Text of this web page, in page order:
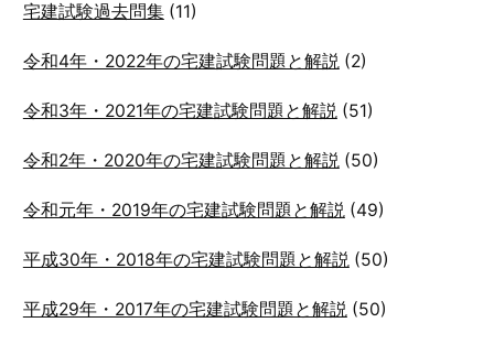
宅建試験過去問集(11)
令和4年・2022年の宅建試験問題と解説(2)
令和3年・2021年の宅建試験問題と解説(51)
令和2年・2020年の宅建試験問題と解説(50)
令和元年・2019年の宅建試験問題と解説(49)
平成30年・2018年の宅建試験問題と解説(50)
平成29年・2017年の宅建試験問題と解説(50)